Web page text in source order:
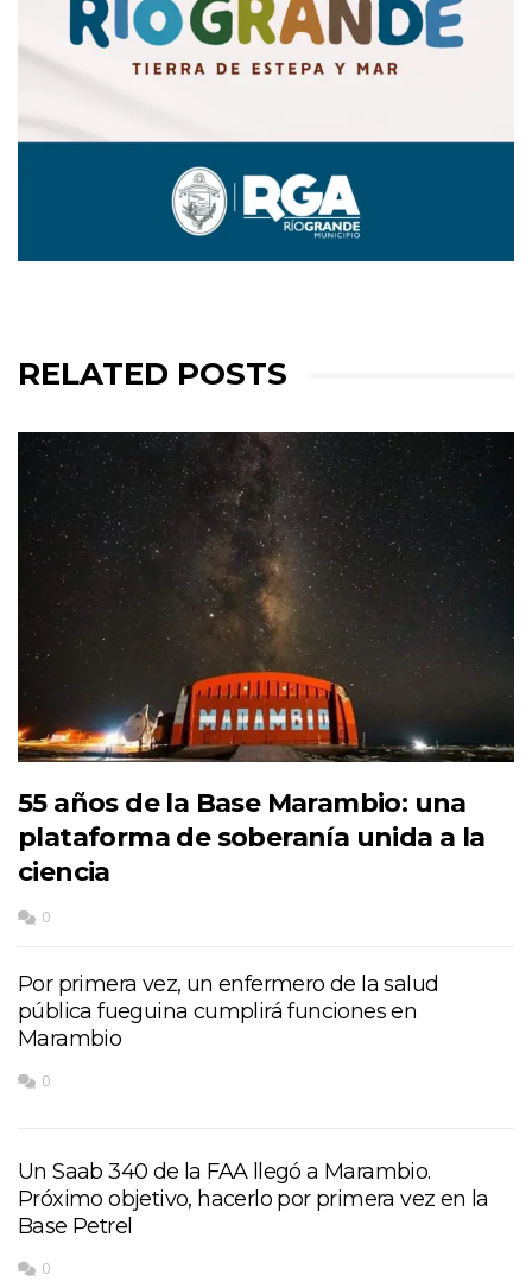
RELATED POSTS
55 años de la Base Marambio: una
plataforma de soberanía unida a la
ciencia
0
Por primera vez, un enfermero de la salud
pública fueguina cumplirá funciones en
Marambio
0
Un Saab 340 de la FAA llegó a Marambio.
Próximo objetivo, hacerlo por primera vez en la
Base Petrel
0